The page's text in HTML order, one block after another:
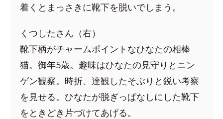
着くとまっさきに靴下を脱いでしまう。
くつしたさん（右）
靴下柄がチャームポイントなひなたの相棒
猫。御年5歳。趣味はひなたの見守りとニン
ゲン観察。時折、達観したそぶりと鋭い考察
を見せる。ひなたが脱ぎっぱなしにした靴下
をときどき片づけてあげる。